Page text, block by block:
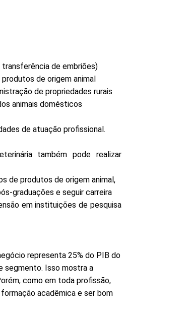
transferência de embriões)
de origem animal
de propriedades rurais
animais domésticos
de atuação profissional.
também pode realizar
de produtos de origem animal,
graduações e seguir carreira
em instituições de pesquisa
representa 25% do PIB do
segmento. Isso mostra a
como em toda profissão,
acadêmica e ser bom